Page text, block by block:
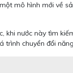
mô hình mới về
nước này tìm
chuyển đổi